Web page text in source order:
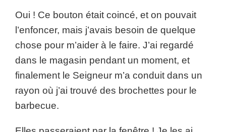
Oui ! Ce bouton était coincé, et on pouvait
l’enfoncer, mais j’avais besoin de quelque
chose pour m’aider à le faire. J’ai regardé
dans le magasin pendant un moment, et
finalement le Seigneur m’a conduit dans un
rayon où j’ai trouvé des brochettes pour le
barbecue.